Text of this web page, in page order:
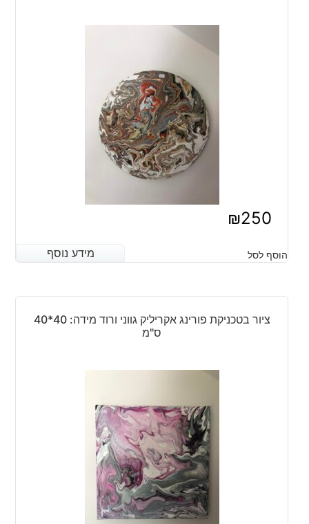
₪250
מידע נוסף הוסף לסל מידע נוסף
ציור בטכניקת פורינג אקריליק גווני ורוד מידה: 40*40
ס"מ